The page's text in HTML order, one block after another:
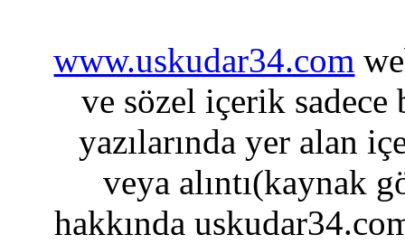
www.uskudar34.com
ve sözel içerik sadece
yazılarında yer alan
veya alıntı(kaynak
hakkında